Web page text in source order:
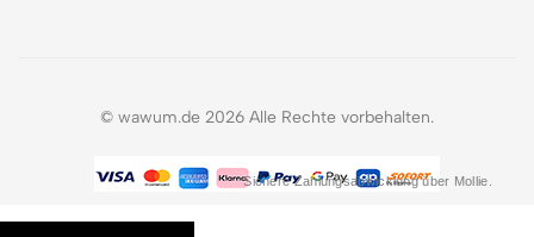
© wawum.de 2026 Alle Rechte vorbehalten.
Sichere Zahlungsabwicklung über Mollie.